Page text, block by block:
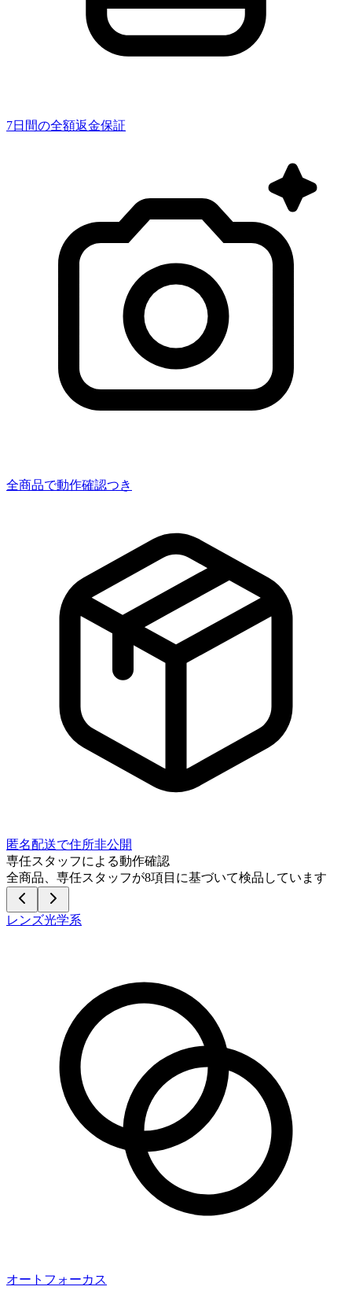
7日間の全額返金保証
全商品で動作確認つき
匿名配送で住所非公開
専任スタッフによる動作確認
全商品、専任スタッフが8項目に基づいて検品しています
レンズ光学系
オートフォーカス